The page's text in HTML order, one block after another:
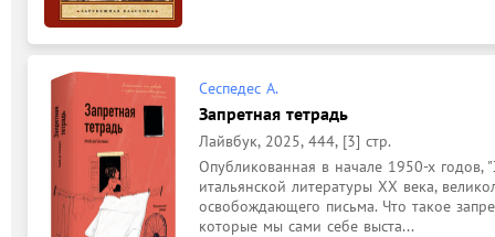
Сеспедес А.
Запретная тетрадь
Лайвбук, 2025, 444, [3] стр.
Опубликованная в начале 1950-х годов,
итальянской литературы XX века,
освобождающего письма. Что такое
которые мы сами себе выста...